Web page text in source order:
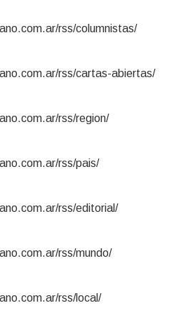
rss/columnistas/
rss/cartas-abiertas/
rss/region/
rss/pais/
rss/editorial/
rss/mundo/
rss/local/